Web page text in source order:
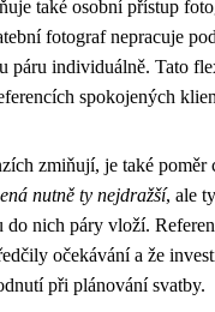
také osobní přístup
fotograf nepracuje
páru individuálně. Tato
spokojených
zmiňují, je také
nutně ty nejdražší, ale
nich páry vloží.
očekávání a že
při plánování svatby.